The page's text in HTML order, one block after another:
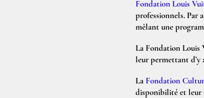
Fondation Louis
professionnels. Par
mêlant une
La Fondation Louis
leur permettant d’y
La Fondation
disponibilité et leur